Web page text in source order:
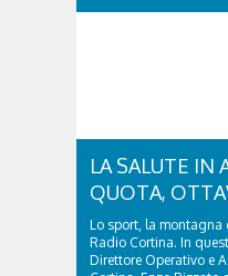
LA SALUTE IN
QUOTA,
Lo sport, la montagna
Radio Cortina. In
Direttore Operativo e